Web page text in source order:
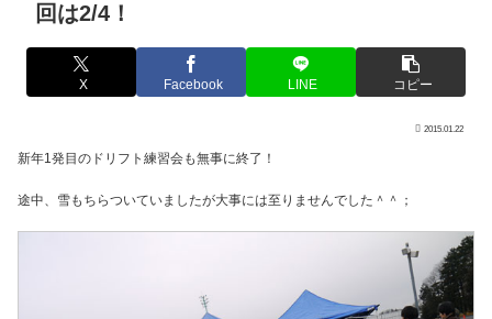
回は2/4！
X Facebook LINE コピー
2015.01.22
新年1発目のドリフト練習会も無事に終了！
途中、雪もちらついていましたが大事には至りませんでした＾＾；